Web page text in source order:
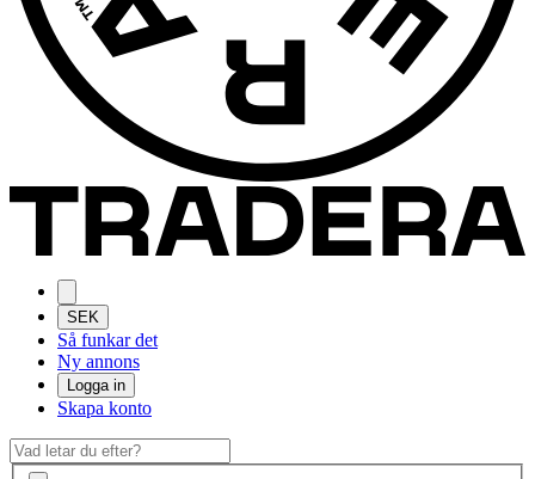
SEK
Så funkar det
Ny annons
Logga in
Skapa konto